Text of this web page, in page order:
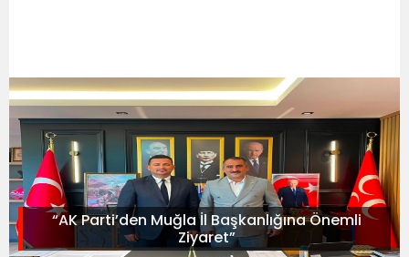
“AK Parti’den Muğla İl Başkanlığına Önemli
Ziyaret”